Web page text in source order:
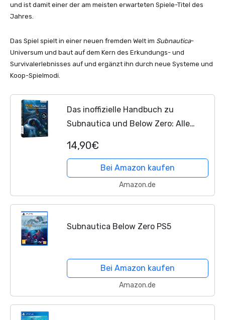
und ist damit einer der am meisten erwarteten Spiele-Titel des
Jahres.
Das Spiel spielt in einer neuen fremden Welt im Subnautica-
Universum und baut auf dem Kern des Erkundungs- und
Survivalerlebnisses auf und ergänzt ihn durch neue Systeme und
Koop-Spielmodi.
Das inoffizielle Handbuch zu
Subnautica und Below Zero: Alle
Lexikon der Kreaturen
14,90€
Bei Amazon kaufen
Amazon.de
Subnautica Below Zero PS5
Bei Amazon kaufen
Amazon.de